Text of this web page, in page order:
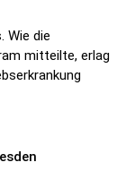
Wie die
mitteilte, erlag